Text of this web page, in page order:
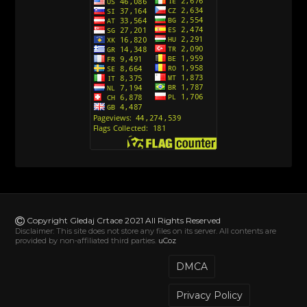
Action Man (2000) Sinhronizovano na Hrvatski
Andjeoski Prijatelji (Sinhronizovano na Srpski)
Ajkuca (Sharkdog) Sinhronizovano na Srpski
Alvin i veverice (Alvinnn!!! And the Chipmunks)
Sinhronizovano na Srpski
[78]
Abominable The Invisible (2022) Sinhronizovano
Akademija za jednoroge (Unicorn Academy)
Copyright Gledaj Crtace 2021 All Rights Reserved
Disclaimer: This site does not store any files on its server. All contents are
provided by non-affiliated third parties. uCoz
DMCA
Privacy Policy